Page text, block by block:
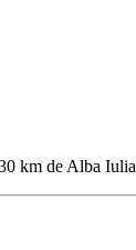
km de Alba Iulia